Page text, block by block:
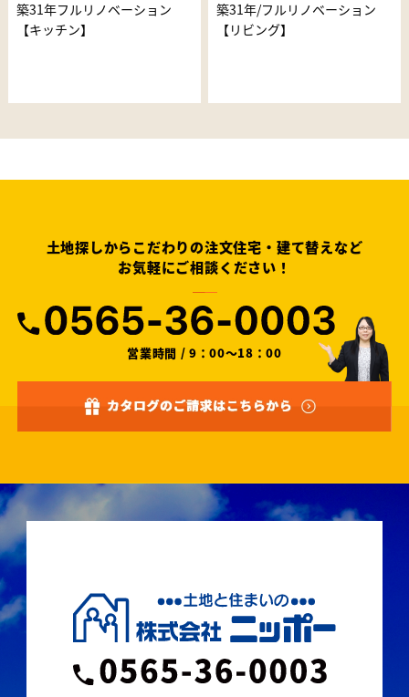
築31年フルリノベーション
【キッチン】
築31年/フルリノベーション
【リビング】
土地探しからこだわりの注文住宅・建て替えなど
お気軽にご相談ください！
営業時間 / 9：00～18：00